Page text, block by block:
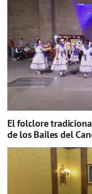
El folclore
de los Bailes del